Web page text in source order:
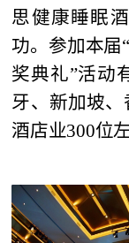
思健康睡眠
功。参加本届
奖典礼”活动
牙、新加坡
酒店业300位